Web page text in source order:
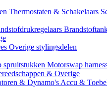
Thermostaten & Schakelaars
Overige stylingsdelen
spruitstukken Motorswap
& Overige
& Dynamo's Accu &